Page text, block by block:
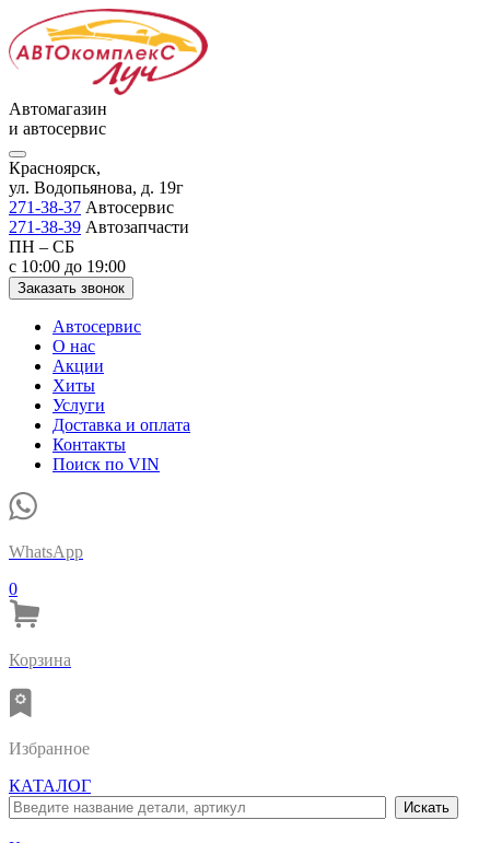
Автомагазин
и автосервис
Красноярск,
ул. Водопьянова, д. 19г
271-38-37 Автосервис
271-38-39 Автозапчасти
ПН – СБ
с 10:00 до 19:00
Заказать звонок
Автосервис
О нас
Акции
Хиты
Услуги
Доставка и оплата
Контакты
Поиск по VIN
WhatsApp
0
Корзина
Избранное
КАТАЛОГ